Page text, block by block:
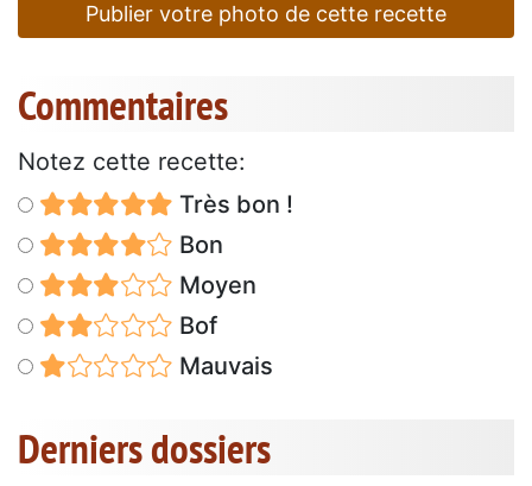
Publier votre photo de cette recette
Commentaires
Notez cette recette:
Très bon !
Bon
Moyen
Bof
Mauvais
Derniers dossiers